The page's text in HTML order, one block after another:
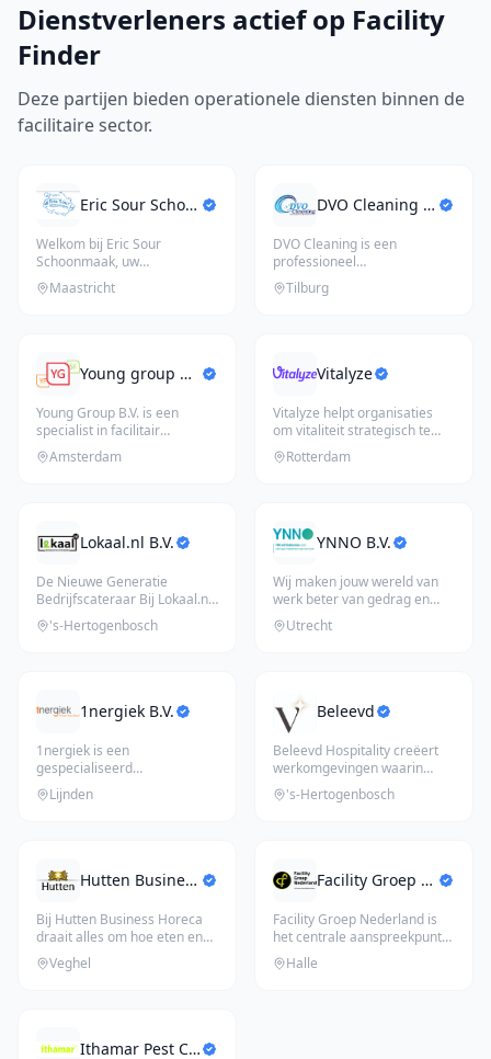
Dienstverleners actief op Facility
Finder
Deze partijen bieden operationele diensten binnen de
facilitaire sector.
Eric Sour Schoonmaak B.V.
Welkom bij Eric Sour
Schoonmaak, uw
betrouwbare partner voor
hoogwaardige schoon
Maastricht
DVO Cleaning B.V.
DVO Cleaning is een
professioneel
schoonmaakbedrijf dat staat
voor kwaliteit, be
Tilburg
Young group B.V.
Young Group B.V. is een
specialist in facilitair
management en huisvesting,
acti...
Amsterdam
Vitalyze
Vitalyze helpt organisaties
om vitaliteit strategisch te
koppelen aan de fysieke
Rotterdam
Lokaal.nl B.V.
De Nieuwe Generatie
Bedrijfscateraar Bij Lokaal.nl
staan úw wensen centraal.
Wij...
's-Hertogenbosch
YNNO B.V.
Wij maken jouw wereld van
werk beter van gedrag en
digitalisering tot aan
werkom...
Utrecht
1nergiek B.V.
1nergiek is een
gespecialiseerd
schoonmaakbedrijf dat zich
richt op diverse sect
Lijnden
Beleevd
Beleevd Hospitality creëert
werkomgevingen waarin
mensen zich direct welkom,
gez ...
's-Hertogenbosch
Hutten Business Catering B.V.
Bij Hutten Business Horeca
draait alles om hoe eten en
gastvrijheid bijdragen aa
Veghel
Facility Groep Nederland B.V.
Facility Groep Nederland is
het centrale aanspreekpunt
voor opdrachtgevers met f
Halle
Ithamar Pest Control